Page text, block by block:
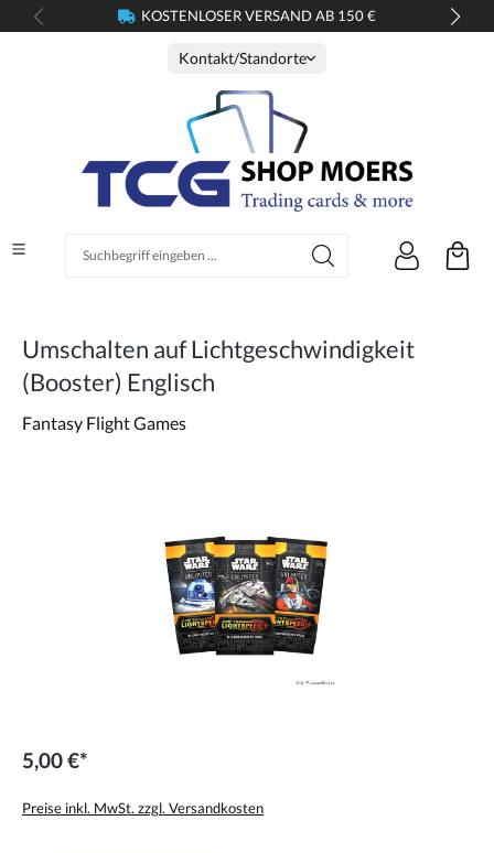
springen KOSTENLOSER VERSAND AB 150 €
Kontakt/Standorte
Umschalten auf Lichtgeschwindigkeit
(Booster) Englisch
Fantasy Flight Games
5,00 €*
Preise inkl. MwSt. zzgl. Versandkosten